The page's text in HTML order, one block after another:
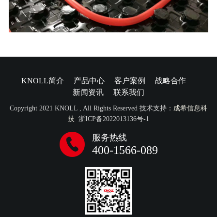
KNOLL简介 产品中心 客户案例
战略合作
新闻资讯
联系我们
Copyright 2021 KNOLL , All Rights Reserved 技术支持： 成希信息科
技 浙ICP备2022013136号-1
服务热线
400-1566-089